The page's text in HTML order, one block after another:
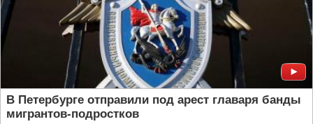
В Петербурге отправили под арест главаря банды
мигрантов-подростков